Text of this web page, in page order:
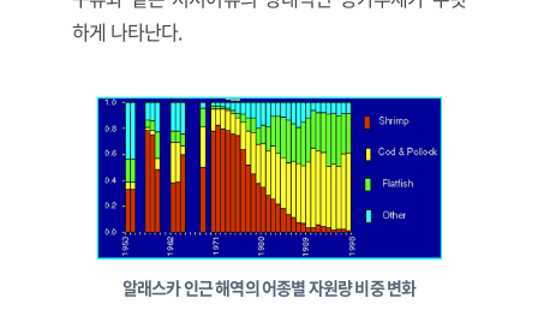
하게 나타난다.
알래스카 인근 해역의 어종별 자원량 비중 변화